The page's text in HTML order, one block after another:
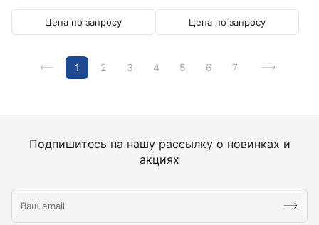
Цена по запросу Цена по запросу
1 2 3 4 5 6 7
Подпишитесь на нашу рассылку о новинках и
акциях